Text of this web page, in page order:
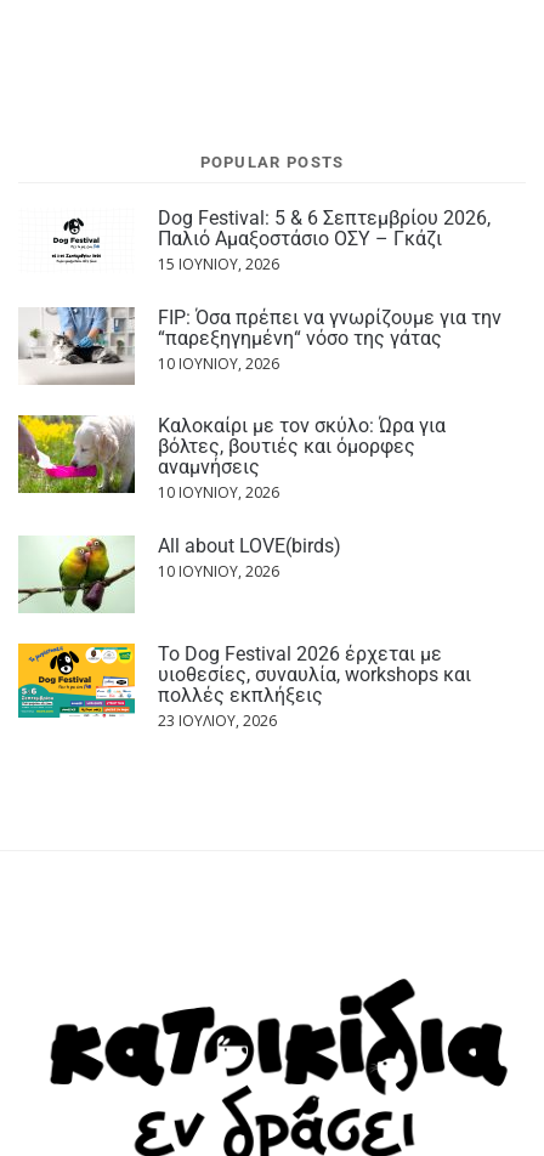
POPULAR POSTS
Dog Festival: 5 & 6 Σεπτεμβρίου 2026,
Παλιό Αμαξοστάσιο ΟΣΥ – Γκάζι
15 ΙΟΥΝΊΟΥ, 2026
FIP: Όσα πρέπει να γνωρίζουμε για την
“παρεξηγημένη“ νόσο της γάτας
10 ΙΟΥΝΊΟΥ, 2026
Καλοκαίρι με τον σκύλο: Ώρα για
βόλτες, βουτιές και όμορφες
αναμνήσεις
10 ΙΟΥΝΊΟΥ, 2026
All about LOVE(birds)
10 ΙΟΥΝΊΟΥ, 2026
Το Dog Festival 2026 έρχεται με
υιοθεσίες, συναυλία, workshops και
πολλές εκπλήξεις
23 ΙΟΥΛΊΟΥ, 2026